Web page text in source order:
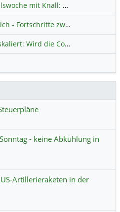
Gold beendet Handelswoche mit Knall: Barrick Mining – Ist diese Aktie wieder ein Kauf?
Ölpreise fallen deutlich - Fortschritte zwischen USA und Iran belasten
Übernahmekampf eskaliert: Wird die Commerzbank italienisch?
- keine Abkühlung in
US-Artillerieraketen in der